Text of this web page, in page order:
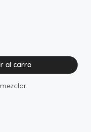
al carro